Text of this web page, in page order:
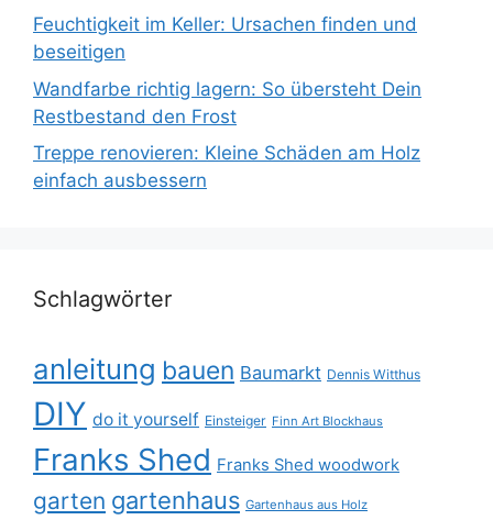
Feuchtigkeit im Keller: Ursachen finden und
beseitigen
Wandfarbe richtig lagern: So übersteht Dein
Restbestand den Frost
Treppe renovieren: Kleine Schäden am Holz
einfach ausbessern
Schlagwörter
anleitung bauen Baumarkt Dennis Witthus
DIY do it yourself Einsteiger Finn Art Blockhaus
Franks Shed Franks Shed woodwork
garten gartenhaus Gartenhaus aus Holz